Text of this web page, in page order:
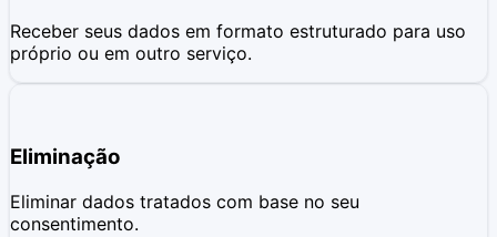
Receber seus dados em formato estruturado para uso
próprio ou em outro serviço.
Eliminação
Eliminar dados tratados com base no seu
consentimento.